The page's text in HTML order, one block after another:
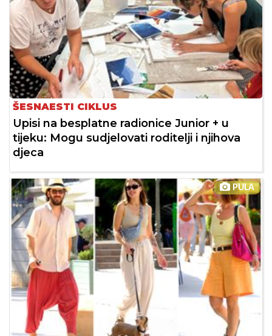
ŠESNAESTI CIKLUS
Upisi na besplatne radionice Junior + u
tijeku: Mogu sudjelovati roditelji i njihova
djeca
PULA